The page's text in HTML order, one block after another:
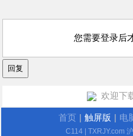
您需要登录后
欢迎下
首页 触屏版 电
C114 | TXRJY.com